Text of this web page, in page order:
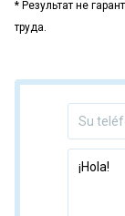
* Результат не
труда.